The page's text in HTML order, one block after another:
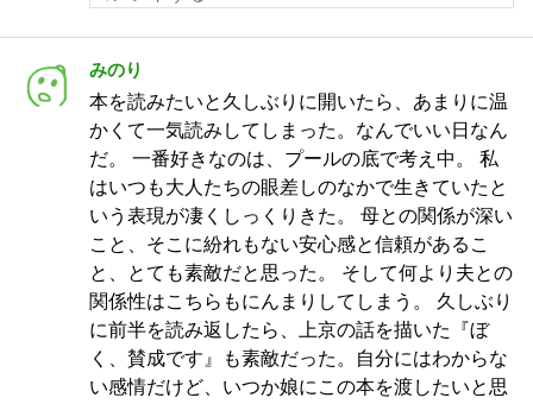
みのり
本を読みたいと久しぶりに開いたら、あまりに温
かくて一気読みしてしまった。なんでいい日なん
だ。 一番好きなのは、プールの底で考え中。 私
はいつも大人たちの眼差しのなかで生きていたと
いう表現が凄くしっくりきた。 母との関係が深い
こと、そこに紛れもない安心感と信頼があるこ
と、とても素敵だと思った。 そして何より夫との
関係性はこちらもにんまりしてしまう。 久しぶり
に前半を読み返したら、上京の話を描いた『ぼ
く、賛成です』も素敵だった。自分にはわからな
い感情だけど、いつか娘にこの本を渡したいと思